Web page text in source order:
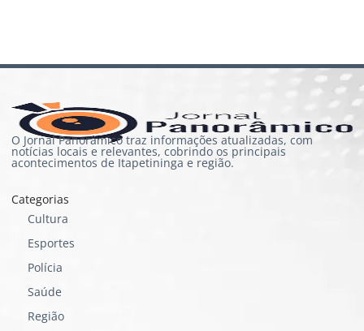
O Jornal Panorâmico traz informações atualizadas, com
notícias locais e relevantes, cobrindo os principais
acontecimentos de Itapetininga e região.
Categorias
Cultura
Esportes
Polícia
Saúde
Região